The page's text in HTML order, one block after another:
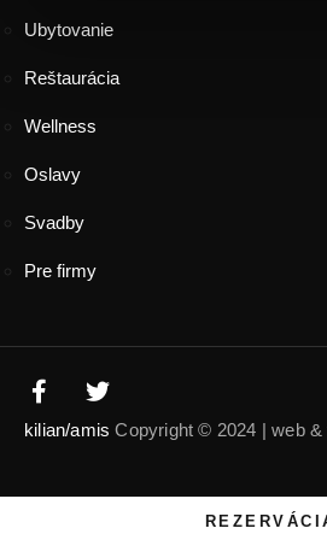
Ubytovanie
Reštaurácia
Wellness
Oslavy
Svadby
Pre firmy
kilian/amis Copyright © 2024 | web &